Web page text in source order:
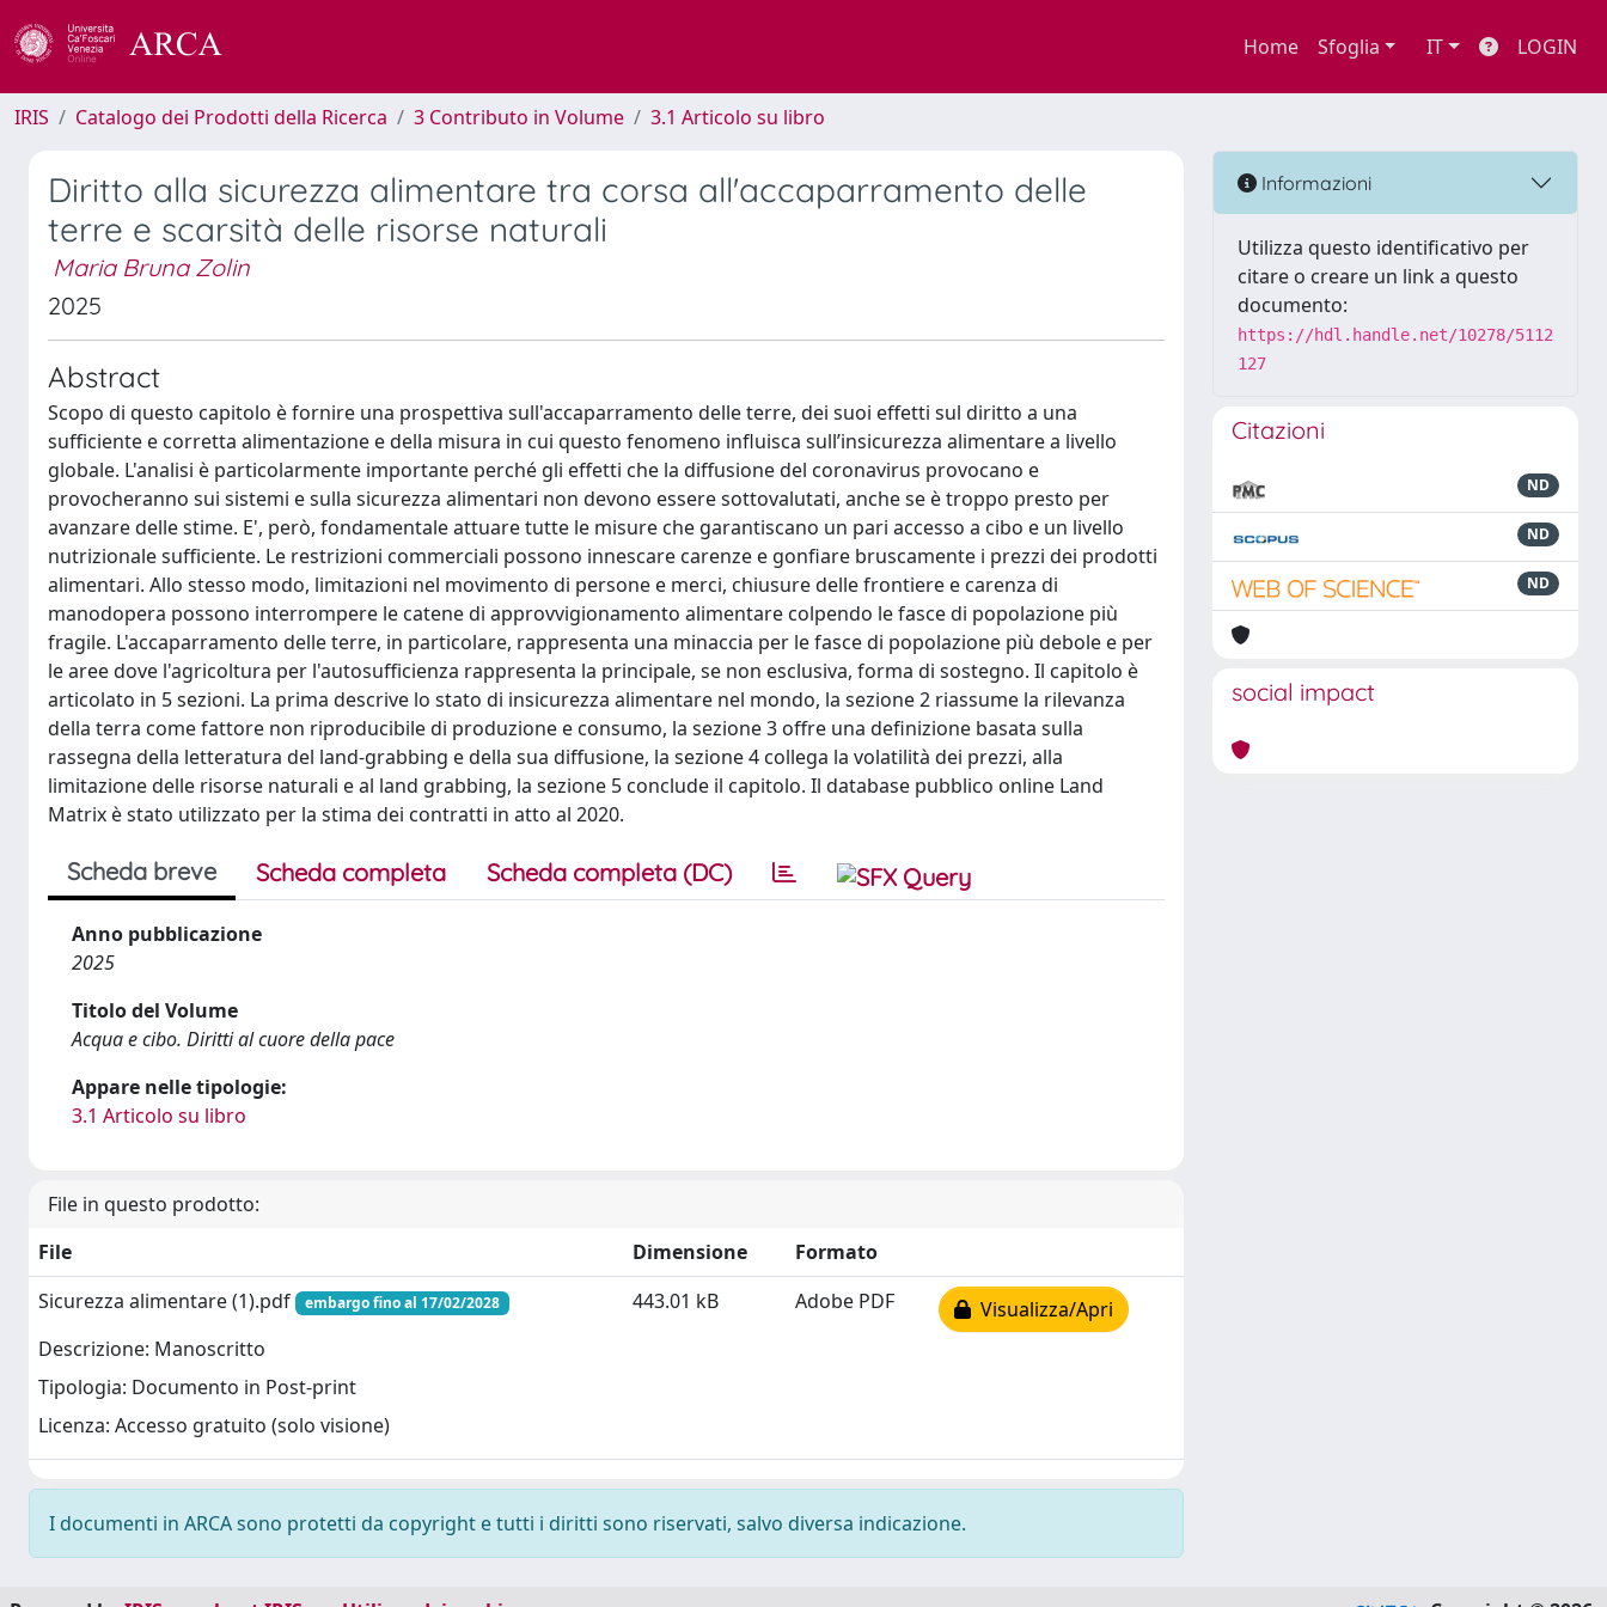
Home Sfoglia IT LOGIN
IRIS Catalogo dei Prodotti della Ricerca 3 Contributo in Volume 3.1 Articolo su libro
Diritto alla sicurezza alimentare tra corsa all'accaparramento delle
terre e scarsità delle risorse naturali
Maria Bruna Zolin
2025
Abstract
Scopo di questo capitolo è fornire una prospettiva sull'accaparramento delle terre, dei suoi effetti sul diritto a una
sufficiente e corretta alimentazione e della misura in cui questo fenomeno influisca sull’insicurezza alimentare a livello
globale. L'analisi è particolarmente importante perché gli effetti che la diffusione del coronavirus provocano e
provocheranno sui sistemi e sulla sicurezza alimentari non devono essere sottovalutati, anche se è troppo presto per
avanzare delle stime. E', però, fondamentale attuare tutte le misure che garantiscano un pari accesso a cibo e un livello
nutrizionale sufficiente. Le restrizioni commerciali possono innescare carenze e gonfiare bruscamente i prezzi dei prodotti
alimentari. Allo stesso modo, limitazioni nel movimento di persone e merci, chiusure delle frontiere e carenza di
manodopera possono interrompere le catene di approvvigionamento alimentare colpendo le fasce di popolazione più
fragile. L'accaparramento delle terre, in particolare, rappresenta una minaccia per le fasce di popolazione più debole e per
le aree dove l'agricoltura per l'autosufficienza rappresenta la principale, se non esclusiva, forma di sostegno. Il capitolo è
articolato in 5 sezioni. La prima descrive lo stato di insicurezza alimentare nel mondo, la sezione 2 riassume la rilevanza
della terra come fattore non riproducibile di produzione e consumo, la sezione 3 offre una definizione basata sulla
rassegna della letteratura del land-grabbing e della sua diffusione, la sezione 4 collega la volatilità dei prezzi, alla
limitazione delle risorse naturali e al land grabbing, la sezione 5 conclude il capitolo. Il database pubblico online Land
Matrix è stato utilizzato per la stima dei contratti in atto al 2020.
Scheda breve Scheda completa Scheda completa (DC)
Anno pubblicazione
2025
Titolo del Volume
Acqua e cibo. Diritti al cuore della pace
Appare nelle tipologie:
3.1 Articolo su libro
File in questo prodotto:
File
Dimensione
Formato
Sicurezza alimentare (1).pdf
embargo fino al 17/02/2028
Descrizione: Manoscritto
Tipologia: Documento in Post-print
Licenza: Accesso gratuito (solo visione)
443.01 kB Adobe PDF Visualizza/Apri
I documenti in ARCA sono protetti da copyright e tutti i diritti sono riservati, salvo diversa indicazione.
Informazioni
Utilizza questo identificativo per
citare o creare un link a questo
documento:
https://hdl.handle.net/10278/5112
127
Citazioni
ND
ND
ND
social impact